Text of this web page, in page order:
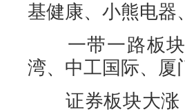
基健康、小熊电器
一带一路板块
湾、中工国际、厦
证券板块大涨